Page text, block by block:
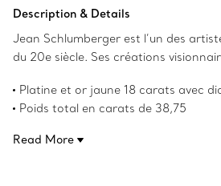
Description & Details
Jean Schlumberger est l’un des
du 20e siècle. Ses créations
grande famille de commerçants de
France, ses débuts autodidactes ont
Platine et or jaune 18 carats avec
Poids total en carats de 38,75
Read More